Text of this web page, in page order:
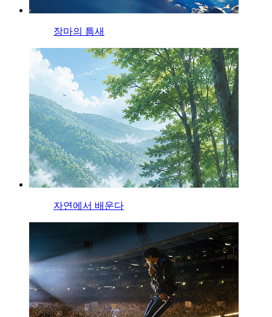
장마의 틈새
자연에서 배운다